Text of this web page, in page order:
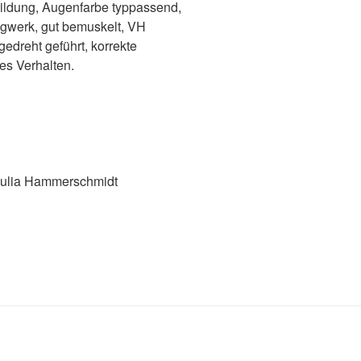
Augenfarbe typpassend,
gut bemuskelt, VH
geführt, korrekte
Verhalten.
Hammerschmidt